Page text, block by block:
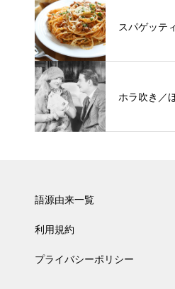
スパゲッテ
ホラ吹き／
語源由来一覧
利用規約
プライバシーポリシー